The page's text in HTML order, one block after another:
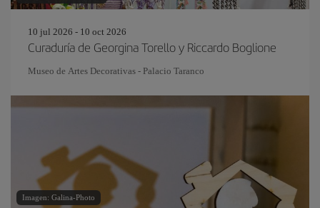
10 jul 2026 - 10 oct 2026
Curaduría de Georgina Torello y Riccardo Boglione
Museo de Artes Decorativas - Palacio Taranco
Imagen: Galina-Photo